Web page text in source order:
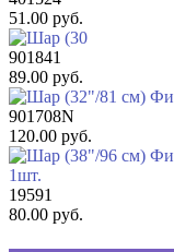
51.00 руб.
901841
89.00 руб.
901708N
120.00 руб.
19591
80.00 руб.